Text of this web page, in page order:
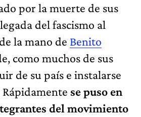
por la muerte de sus
del fascismo al
la mano de Benito
como muchos de sus
de su país e instalarse
se puso en
del movimiento